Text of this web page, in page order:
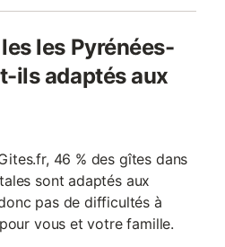
les Pyrénées-
ils adaptés aux
46 % des gîtes dans
sont adaptés aux
pas de difficultés à
vous et votre famille.